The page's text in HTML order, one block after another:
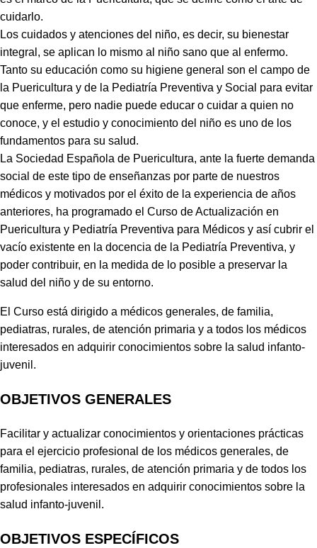
cuidarlo.
Los cuidados y atenciones del niño, es decir, su bienestar
integral, se aplican lo mismo al niño sano que al enfermo.
Tanto su educación como su higiene general son el campo de
la Puericultura y de la Pediatría Preventiva y Social para evitar
que enferme, pero nadie puede educar o cuidar a quien no
conoce, y el estudio y conocimiento del niño es uno de los
fundamentos para su salud.
La Sociedad Española de Puericultura, ante la fuerte demanda
social de este tipo de enseñanzas por parte de nuestros
médicos y motivados por el éxito de la experiencia de años
anteriores, ha programado el Curso de Actualización en
Puericultura y Pediatría Preventiva para Médicos y así cubrir el
vacío existente en la docencia de la Pediatría Preventiva, y
poder contribuir, en la medida de lo posible a preservar la
salud del niño y de su entorno.
El Curso está dirigido a médicos generales, de familia,
pediatras, rurales, de atención primaria y a todos los médicos
interesados en adquirir conocimientos sobre la salud infanto-
juvenil.
OBJETIVOS GENERALES
Facilitar y actualizar conocimientos y orientaciones prácticas
para el ejercicio profesional de los médicos generales, de
familia, pediatras, rurales, de atención primaria y de todos los
profesionales interesados en adquirir conocimientos sobre la
salud infanto-juvenil.
OBJETIVOS ESPECÍFICOS